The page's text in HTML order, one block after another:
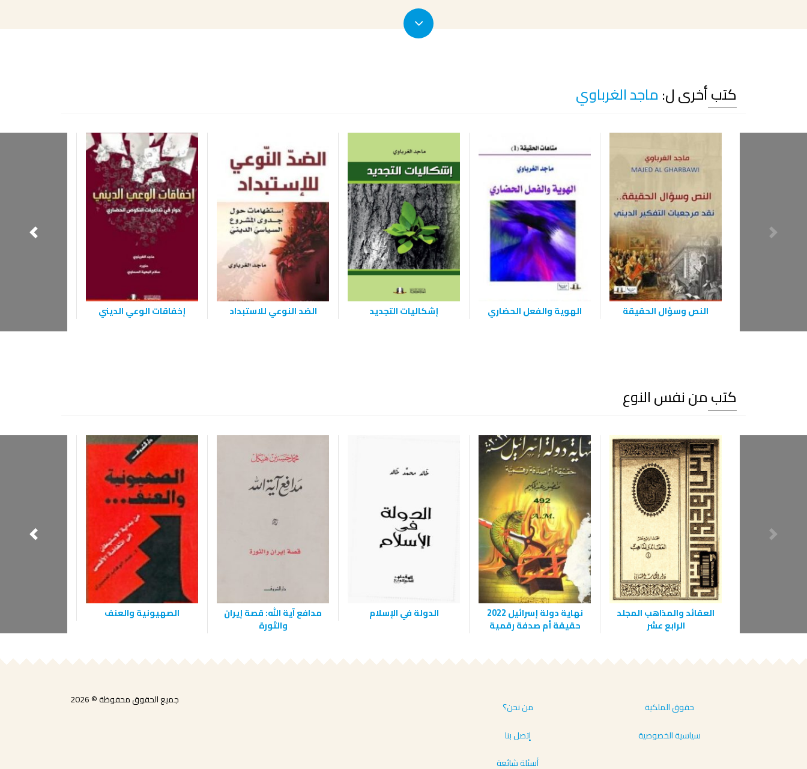
كتب أخرى ل: ماجد الغرباوي
النص وسؤال الحقيقة الهوية والفعل الحضاري إشكاليات التجديد الضد النوعي للاستبداد إخفاقات الوعي الديني
كتب من نفس النوع
العقائد والمذاهب المجلد
الرابع عشر
نهاية دولة إسرائيل 2022
حقيقة أم صدفة رقمية
الدولة في الإسلام مدافع آية الله: قصة إيران
والثورة
الصهيونية والعنف
حقوق الملكية
سياسية الخصوصية
من نحن؟
إتصل بنا
أسئلة شائعة
جميع الحقوق محفوظة © 2026